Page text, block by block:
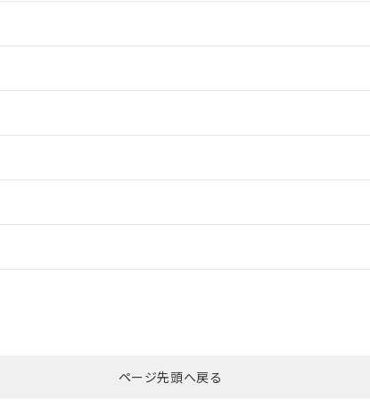
ダウンロードはこちらページ先頭へ戻る